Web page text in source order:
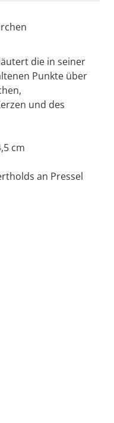
die in seiner
Punkte über
und des
cm
an Pressel